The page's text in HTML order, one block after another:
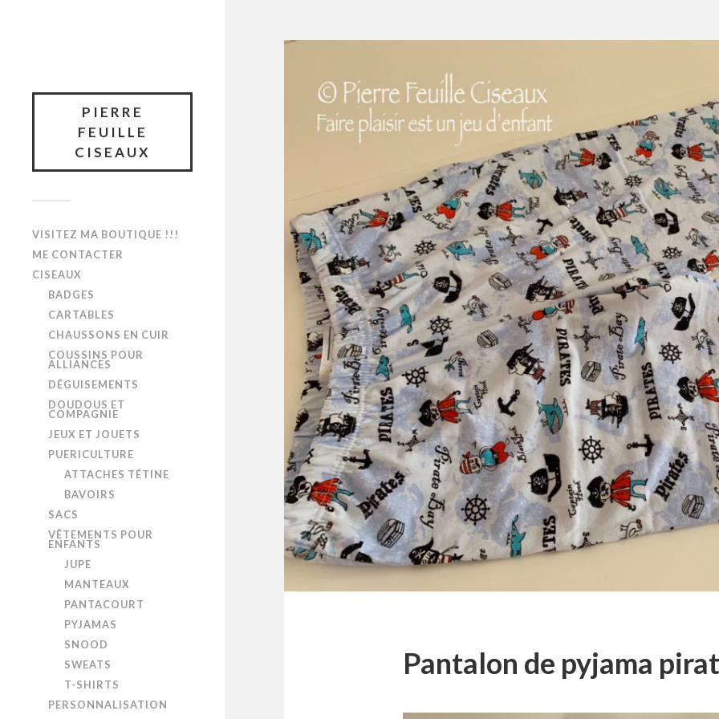
PIERRE
FEUILLE
CISEAUX
VISITEZ MA BOUTIQUE !!!
ME CONTACTER
CISEAUX
BADGES
CARTABLES
CHAUSSONS EN CUIR
COUSSINS POUR
ALLIANCES
DÉGUISEMENTS
DOUDOUS ET
COMPAGNIE
JEUX ET JOUETS
PUERICULTURE
ATTACHES TÉTINE
BAVOIRS
SACS
VÊTEMENTS POUR
ENFANTS
JUPE
MANTEAUX
PANTACOURT
PYJAMAS
SNOOD
SWEATS
T-SHIRTS
PERSONNALISATION
Pantalon de pyjama